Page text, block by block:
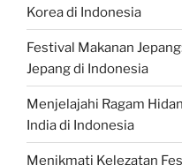
Korea di Indonesia
Festival Makanan
Jepang di Indonesia
Menjelajahi Ragam
India di Indonesia
Menikmati Kelezatan